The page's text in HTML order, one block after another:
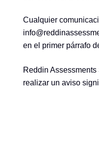
Cualquier
en el primer párrafo
Reddin
realizar un aviso